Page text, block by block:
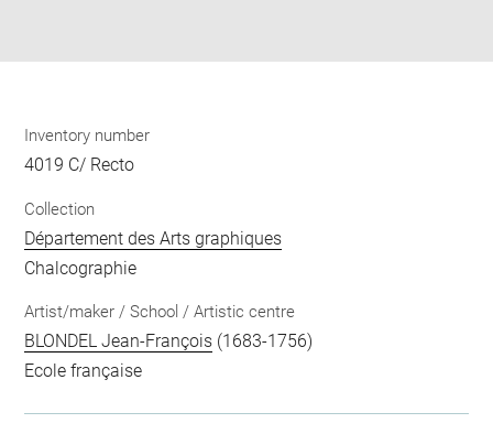
Inventory number
4019 C/ Recto
Collection
Département des Arts graphiques
Chalcographie
Artist/maker / School / Artistic centre
BLONDEL Jean-François (1683-1756)
Ecole française